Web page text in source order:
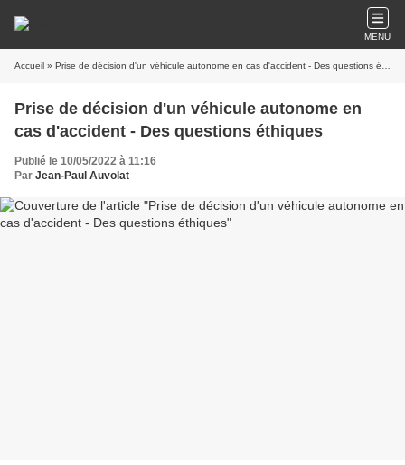
MENU
Accueil » Prise de décision d'un véhicule autonome en cas d'accident - Des questions éthiques
Prise de décision d'un véhicule autonome en
cas d'accident - Des questions éthiques
Publié le 10/05/2022 à 11:16
Par Jean-Paul Auvolat